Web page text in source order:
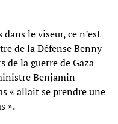
le viseur, ce n’est
de la Défense Benny
de la guerre de Gaza
Benjamin
« allait se prendre une
».